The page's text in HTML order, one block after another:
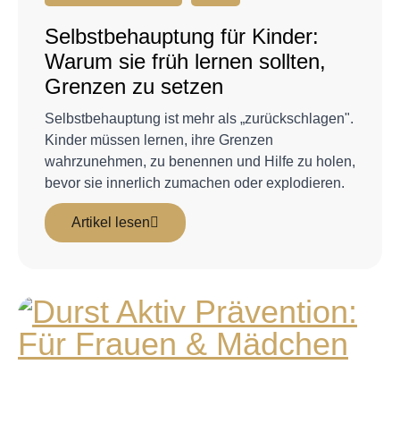
Selbstbehauptung für Kinder:
Warum sie früh lernen sollten,
Grenzen zu setzen
Selbstbehauptung ist mehr als „zurückschlagen".
Kinder müssen lernen, ihre Grenzen
wahrzunehmen, zu benennen und Hilfe zu holen,
bevor sie innerlich zumachen oder explodieren.
Artikel lesen